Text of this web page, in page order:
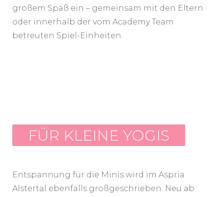
großem Spaß ein – gemeinsam mit den Eltern
oder innerhalb der vom Academy Team
betreuten Spiel-Einheiten.
FÜR KLEINE YOGIS
Entspannung für die Minis wird im Aspria
Alstertal ebenfalls großgeschrieben. Neu ab